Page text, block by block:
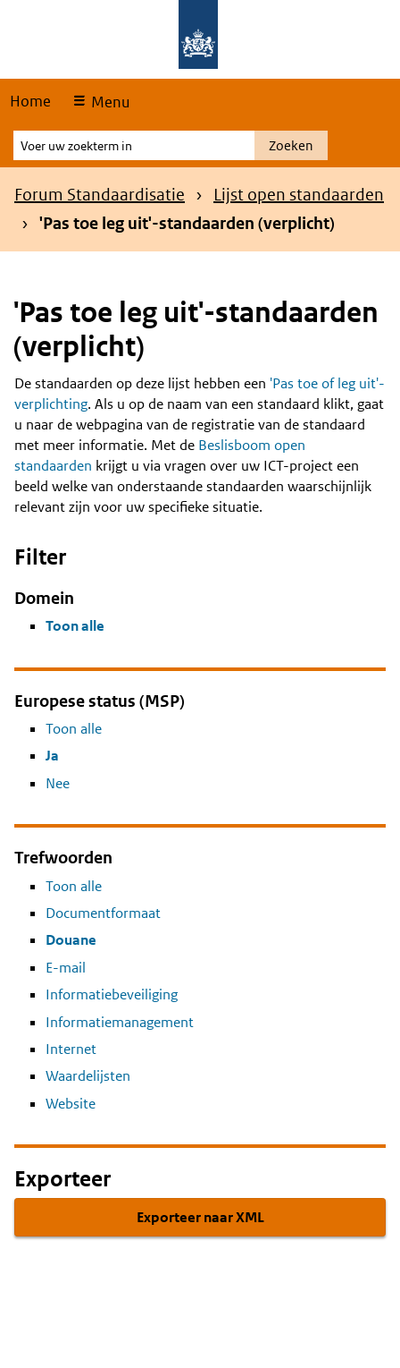
Home Menu
Voer
uw
zoekterm
Zoeken
Kruimelpad
Forum Standaardisatie
Lijst open standaarden
'Pas toe leg uit'-standaarden (verplicht)
'Pas toe leg uit'-standaarden
(verplicht)
Content
De standaarden op deze lijst hebben een 'Pas toe of leg uit'-
verplichting. Als u op de naam van een standaard klikt, gaat
u naar de webpagina van de registratie van de standaard
met meer informatie. Met de Beslisboom open
standaarden krijgt u via vragen over uw ICT-project een
beeld welke van onderstaande standaarden waarschijnlijk
relevant zijn voor uw specifieke situatie.
Filter
Domein
Toon alle
Europese status (MSP)
Toon alle
Ja
Nee
Trefwoorden
Toon alle
Documentformaat
Douane
E-mail
Informatiebeveiliging
Informatiemanagement
Internet
Waardelijsten
Website
Exporteer
Exporteer naar XML